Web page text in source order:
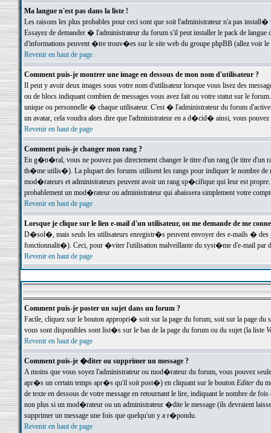
Ma langue n'est pas dans la liste !
Les raisons les plus probables pour ceci sont que soit l'administrateur n'a pas
Essayez de demander � l'administrateur du forum s'il peut installer le pack de
d'informations peuvent �tre trouv�es sur le site web du groupe phpBB (allez voir le
Revenir en haut de page
Comment puis-je montrer une image en dessous de mon nom d'utilisateur ?
Il peut y avoir deux images sous votre nom d'utilisateur lorsque vous lisez des
ou de blocs indiquant combien de messages vous avez fait ou votre statut sur le
unique ou personnelle � chaque utilisateur. C'est � l'administrateur du forum
un avatar, cela voudra alors dire que l'administrateur en a d�cid� ainsi, vous
Revenir en haut de page
Comment puis-je changer mon rang ?
En g�n�ral, vous ne pouvez pas directement changer le titre d'un rang (le titre d'un
th�me utilis�). La plupart des forums utilisent les rangs pour indiquer le nombre de
mod�rateurs et administrateurs peuvent avoir un rang sp�cifique qui leur est
probablement un mod�rateur ou administrateur qui abaissera simplement votre
Revenir en haut de page
Lorsque je clique sur le lien e-mail d'un utilisateur, on me demande de me
D�sol�, mais seuls les utilisateurs enregistr�s peuvent envoyer des e-mails �
fonctionnalit�). Ceci, pour �viter l'utilisation malveillante du syst�me d'e-mail par
Revenir en haut de page
Comment puis-je poster un sujet dans un forum ?
Facile, cliquez sur le bouton appropri� soit sur la page du forum, soit sur la page du
vous sont disponibles sont list�s sur le bas de la page du forum ou du sujet (la liste
Revenir en haut de page
Comment puis-je �diter ou supprimer un message ?
A moins que vous soyez l'administrateur ou mod�rateur du forum, vous pouvez
apr�s un certain temps apr�s qu'il soit post�) en cliquant sur le bouton Editerdu
de texte en dessous de votre message en retournant le lire, indiquant le nombre
non plus si un mod�rateur ou un administrateur �dite le message (ils devraient
supprimer un message une fois que quelqu'un y a r�pondu.
Revenir en haut de page